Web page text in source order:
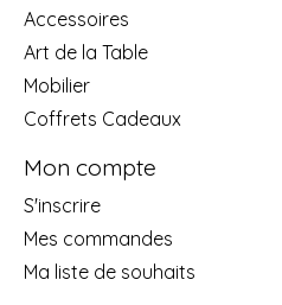
Accessoires
Art de la Table
Mobilier
Coffrets Cadeaux
Mon compte
S'inscrire
Mes commandes
Ma liste de souhaits